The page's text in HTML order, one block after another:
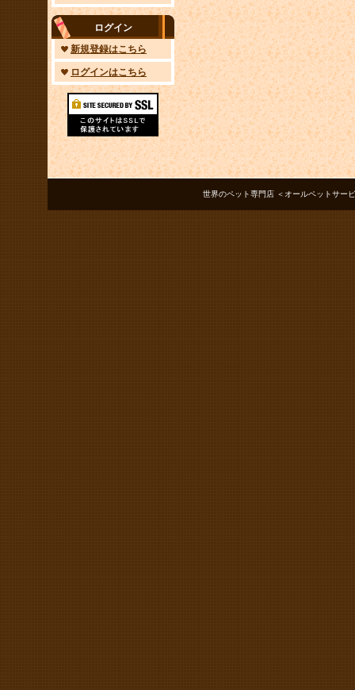
ログイン
新規登録はこちら
ログインはこちら
世界のペット専門店 ＜オールペットサー